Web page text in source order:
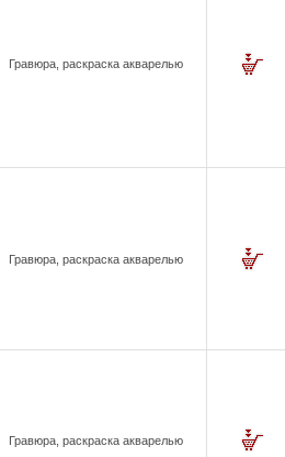
Гравюра, раскраска акварелью
Гравюра, раскраска акварелью
Гравюра, раскраска акварелью